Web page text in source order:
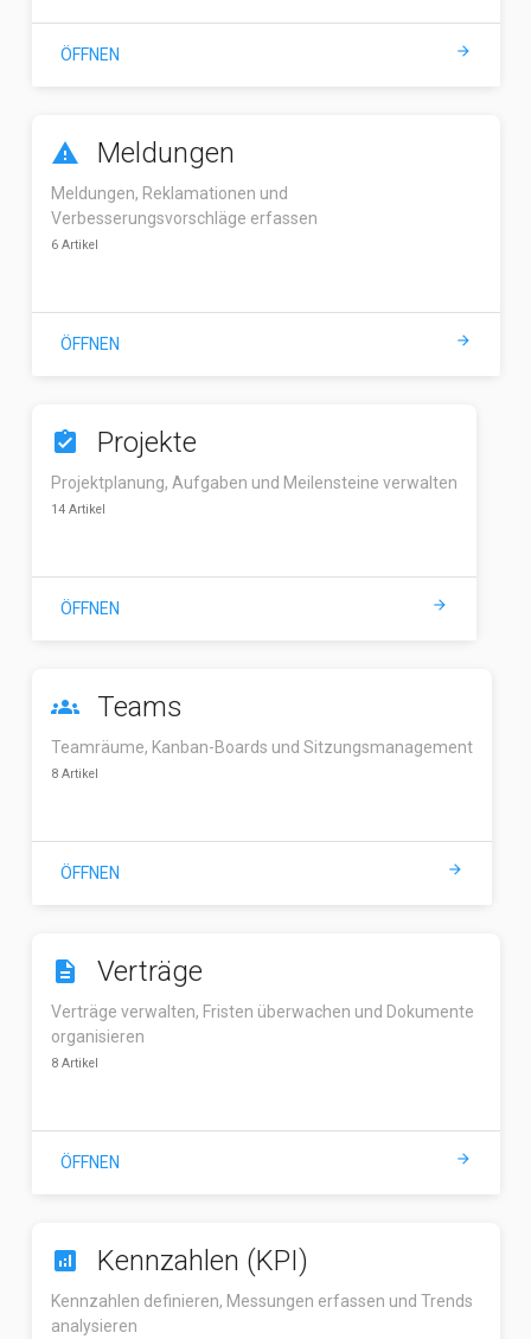
ÖFFNEN arrow_forward
report_problem Meldungen
Meldungen, Reklamationen und
Verbesserungsvorschläge erfassen
6 Artikel
ÖFFNEN arrow_forward
assignment_turned_in Projekte
Projektplanung, Aufgaben und Meilensteine verwalten
14 Artikel
ÖFFNEN arrow_forward
groups Teams
Teamräume, Kanban-Boards und Sitzungsmanagement
8 Artikel
ÖFFNEN arrow_forward
description Verträge
Verträge verwalten, Fristen überwachen und Dokumente
organisieren
8 Artikel
ÖFFNEN arrow_forward
analytics Kennzahlen (KPI)
Kennzahlen definieren, Messungen erfassen und Trends
analysieren